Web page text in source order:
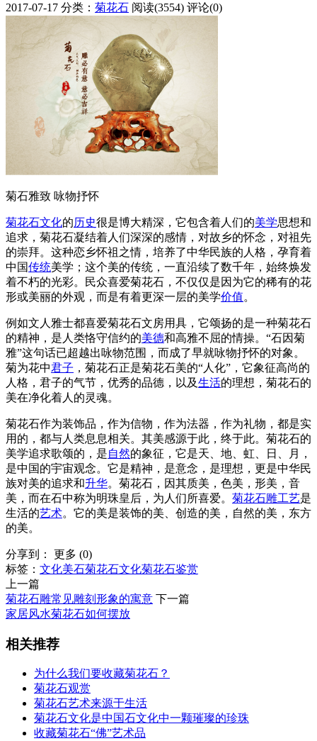
2017-07-17 分类： 菊花石 阅读(3554) 评论(0)
菊石雅致 咏物抒怀
菊花石文化的历史很是博大精深，它包含着人们的美学思想和
追求，菊花石凝结着人们深深的感情，对故乡的怀念，对祖先
的崇拜。这种恋乡怀祖之情，培养了中华民族的人格，孕育着
中国传统美学；这个美的传统，一直沿续了数千年，始终焕发
着不朽的光彩。民众喜爱菊花石，不仅仅是因为它的稀有的花
形或美丽的外观，而是有着更深一层的美学价值。
例如文人雅士都喜爱菊花石文房用具，它颂扬的是一种菊花石
的精神，是人类恪守信约的美德和高雅不屈的情操。“石因菊
雅”这句话已超越出咏物范围，而成了早就咏物抒怀的对象。
菊为花中君子 ，菊花石正是菊花石美的“人化”，它象征高尚的
人格，君子的气节，优秀的品德，以及生活的理想，菊花石的
美在净化着人的灵魂。
菊花石作为装饰品，作为信物，作为法器，作为礼物，都是实
用的，都与人类息息相关。其美感源于此，终于此。菊花石的
美学追求歌颂的，是自然的象征，它是天、地、虹、日、月，
是中国的宇宙观念。它是精神，是意念，是理想，更是中华民
族对美的追求和升华。菊花石，因其质美，色美，形美，音
美，而在石中称为明珠皇后，为人们所喜爱。 菊花石雕工艺是
生活的艺术。它的美是装饰的美、创造的美，自然的美，东方
的美。
分享到： 更多 (0)
标签： 文化美石菊花石文化菊花石鉴赏
上一篇
菊花石雕常见雕刻形象的寓意 下一篇
家居风水菊花石如何摆放
相关推荐
为什么我们要收藏菊花石？
菊花石观赏
菊花石艺术来源于生活
菊花石文化是中国石文化中一颗璀璨的珍珠
收藏菊花石“佛”艺术品